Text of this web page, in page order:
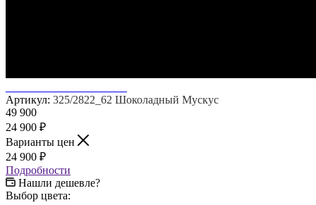
Артикул: 325/2822_62 Шоколадный Мускус
49 900
24 900 ₽
Варианты цен
24 900 ₽
Подробности
Нашли дешевле?
Выбор цвета: